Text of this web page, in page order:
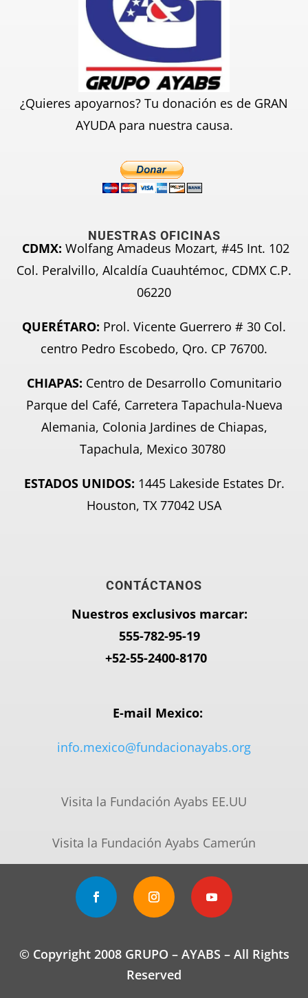
¿Quieres apoyarnos? Tu donación es de GRAN
AYUDA para nuestra causa.
NUESTRAS OFICINAS
CDMX: Wolfang Amadeus Mozart, #45 Int. 102
Col. Peralvillo, Alcaldía Cuauhtémoc, CDMX C.P.
06220
QUERÉTARO: Prol. Vicente Guerrero # 30 Col.
centro Pedro Escobedo, Qro. CP 76700.
CHIAPAS: Centro de Desarrollo Comunitario
Parque del Café, Carretera Tapachula-Nueva
Alemania, Colonia Jardines de Chiapas,
Tapachula, Mexico 30780
ESTADOS UNIDOS: 1445 Lakeside Estates Dr.
Houston, TX 77042 USA
CONTÁCTANOS
Nuestros exclusivos marcar:
555-782-95-19
+52-55-2400-8170
E-mail Mexico:
info.mexico@fundacionayabs.org
Visita la Fundación Ayabs EE.UU
Visita la Fundación Ayabs Camerún
© Copyright 2008 GRUPO – AYABS – All Rights
Reserved